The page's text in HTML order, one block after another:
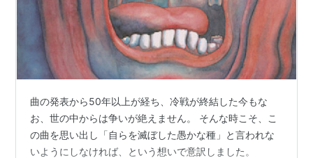
曲の発表から50年以上が経ち、冷戦が終結した今もな
お、世の中からは争いが絶えません。 そんな時こそ、こ
の曲を思い出し「自らを滅ぼした愚かな種」と言われな
いようにしなければ、という想いで意訳しました。